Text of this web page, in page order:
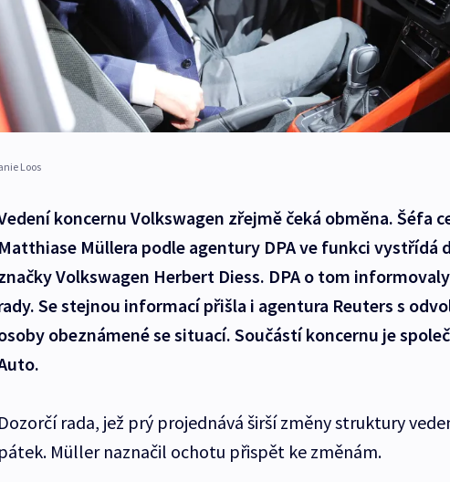
Loos
koncernu Volkswagen zřejmě čeká obměna. Šéfa
Matthiase Müllera podle agentury DPA ve funkci vystřídá
Volkswagen Herbert Diess. DPA o tom
Se stejnou informací přišla i agentura Reuters s
obeznámené se situací. Součástí koncernu je
Dozorčí rada, jež prý projednává širší změny struktury
pátek. Müller naznačil ochotu přispět ke změnám.